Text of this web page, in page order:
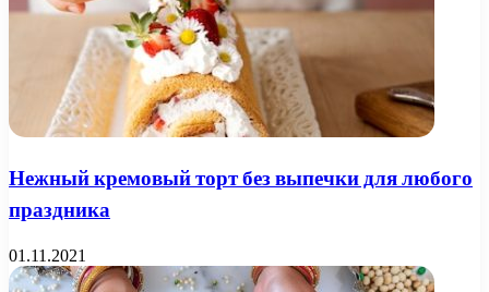
Нежный кремовый торт без выпечки для любого
праздника
01.11.2021